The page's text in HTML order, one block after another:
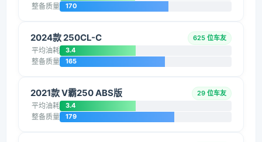
整备质量 170
2024款 250CL-C 625 位车友
平均油耗 3.4
整备质量 165
2021款 V霸250 ABS版 29 位车友
平均油耗 3.4
整备质量 179